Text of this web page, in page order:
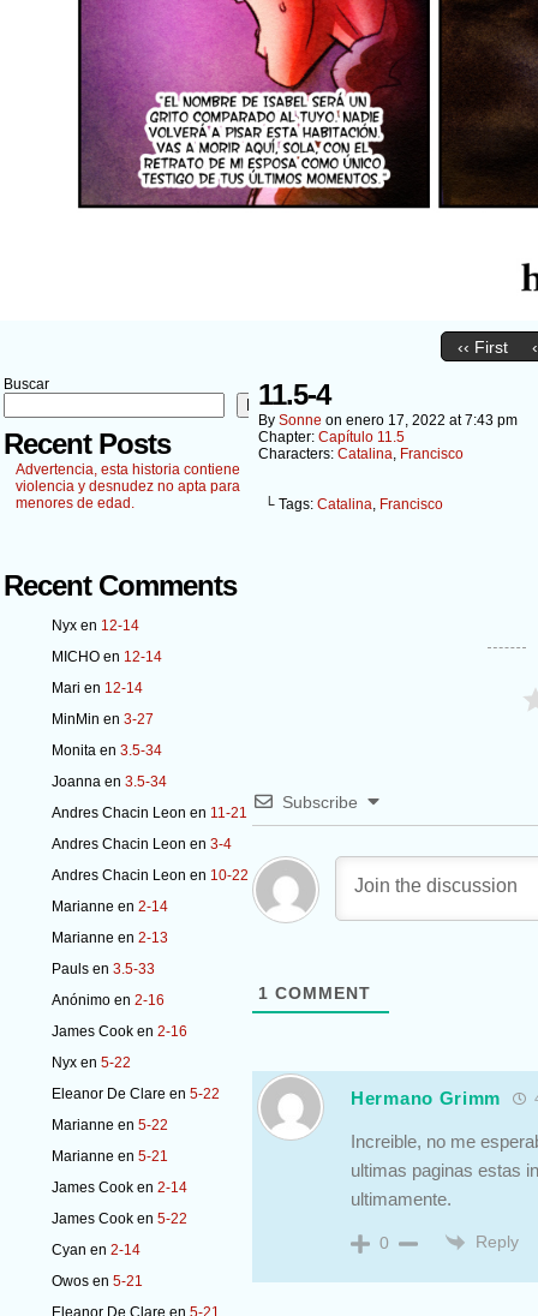
‹‹ First
Buscar
Buscar
Recent Posts
Advertencia, esta historia contiene
violencia y desnudez no apta para
menores de edad.
Recent Comments
Nyx en 12-14
MICHO en 12-14
Mari en 12-14
MinMin en 3-27
Monita en 3.5-34
Joanna en 3.5-34
Andres Chacin Leon en 11-21
Andres Chacin Leon en 3-4
Andres Chacin Leon en 10-22
Marianne en 2-14
Marianne en 2-13
Pauls en 3.5-33
Anónimo en 2-16
James Cook en 2-16
Nyx en 5-22
Eleanor De Clare en 5-22
Marianne en 5-22
Marianne en 5-21
James Cook en 2-14
James Cook en 5-22
Cyan en 2-14
Owos en 5-21
Eleanor De Clare en 5-21
11.5-4
By Sonne on enero 17, 2022 at7:43 pm
Chapter: Capítulo 11.5
Characters: Catalina, Francisco
└ Tags: Catalina, Francisco
Subscribe
1 COMMENT
Hermano Grimm
Increible, no me
ultimas paginas estas
ultimamente.
0 Reply